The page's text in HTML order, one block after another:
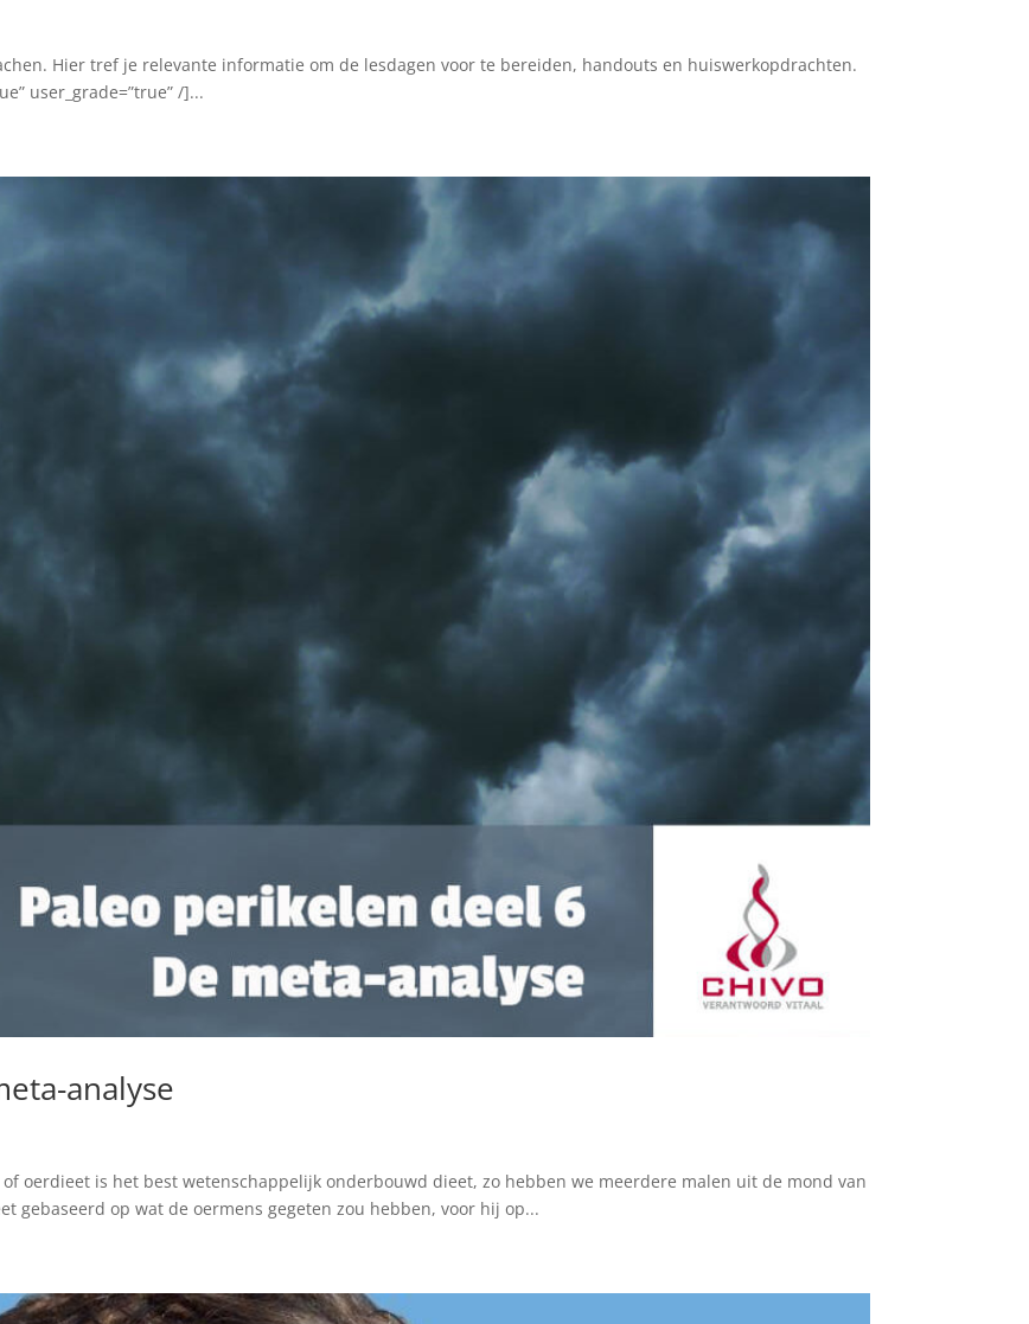
Hier tref je relevante informatie om de lesdagen voor te bereiden, handouts en huiswerkopdrachten.
user_grade=”true” /]...
analyse
oerdieet is het best wetenschappelijk onderbouwd dieet, zo hebben we meerdere malen uit de mond van
gebaseerd op wat de oermens gegeten zou hebben, voor hij op...